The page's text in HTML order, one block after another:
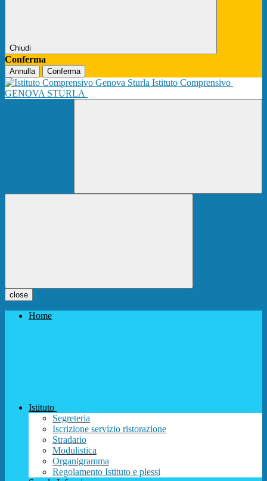
Chiudi
Conferma
Annulla Conferma
Istituto Comprensivo
GENOVA STURLA
close
Home
Istituto
Segreteria
Iscrizione servizio ristorazione
Stradario
Modulistica
Organigramma
Regolamento Istituto e plessi